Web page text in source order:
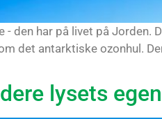
den har på livet på Jorden.
det antarktiske ozonhul.
lysets